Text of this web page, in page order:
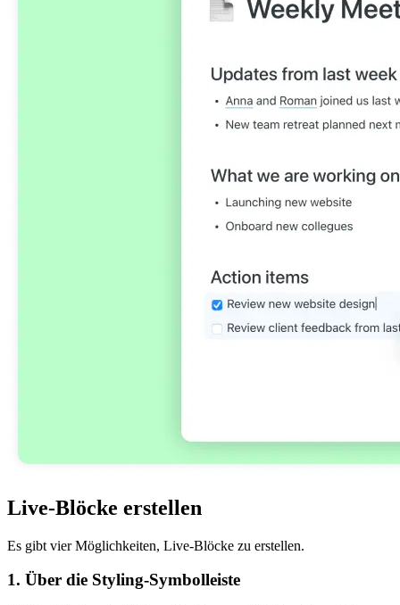
Live-Blöcke erstellen
Es gibt vier Möglichkeiten, Live-Blöcke zu erstellen.
1. Über die Styling-Symbolleiste